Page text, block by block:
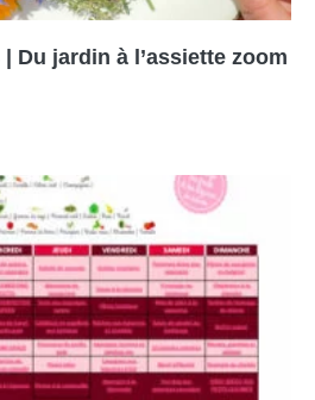
Du jardin à l’assiette zoom